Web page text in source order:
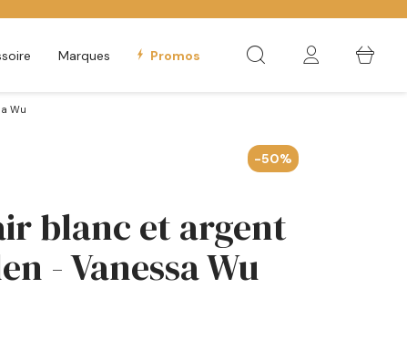
Marques Promos
Wu
-50%
blanc et argent
- Vanessa Wu